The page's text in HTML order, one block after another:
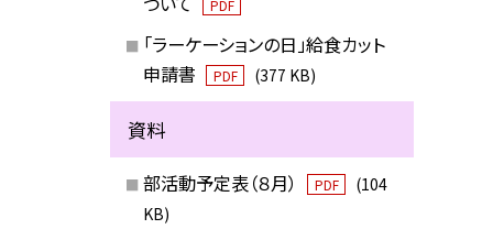
PDF
「ラーケーションの日」給食カット
申請書
PDF (377 KB)
資料
部活動予定表（８月） PDF
(104
KB)